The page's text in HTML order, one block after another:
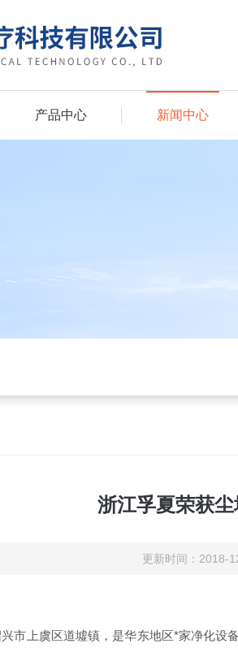
产品中心 新闻中心
浙江孚夏荣获
更新时间：
上虞区道墟镇，是华东地区*家净化